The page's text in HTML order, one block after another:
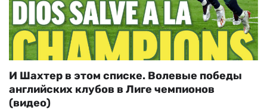
И Шахтер в этом списке. Волевые победы
английских клубов в Лиге чемпионов
(видео)